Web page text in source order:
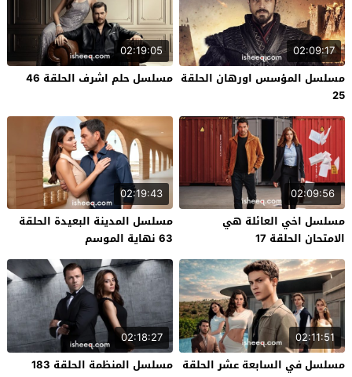
02:09:17
مسلسل المؤسس اورهان الحلقة
25
02:19:05
مسلسل حلم اشرف الحلقة 46
02:09:56
مسلسل اخي العائلة هي
الامتحان الحلقة 17
02:19:43
مسلسل المدينة البعيدة الحلقة
63 نهاية الموسم
02:11:51
مسلسل في السابعة عشر الحلقة
02:18:27
مسلسل المنظمة الحلقة 183